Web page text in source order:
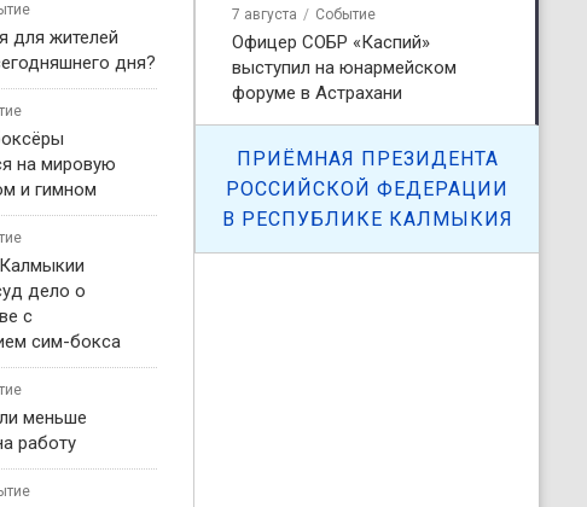
для жителей
дня?
на мировую
и гимном
дело о
с
сим-бокса
меньше
работу
7 августа Событие
Офицер СОБР «Каспий»
выступил на юнармейском
форуме в Астрахани
ПРИЁМНАЯ ПРЕЗИДЕНТА
РОССИЙСКОЙ ФЕДЕРАЦИИ
В РЕСПУБЛИКЕ КАЛМЫКИЯ